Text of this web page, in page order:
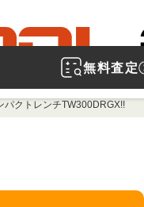
無料査定
パクトレンチTW300DRGX!!